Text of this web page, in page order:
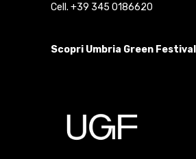
Cell. +39 345 0186620
Scopri Umbria Green Festival